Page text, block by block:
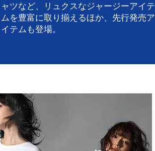
ャツなど、リュクスなジャージーアイテ
ムを豊富に取り揃えるほか、先行発売ア
イテムも登場。